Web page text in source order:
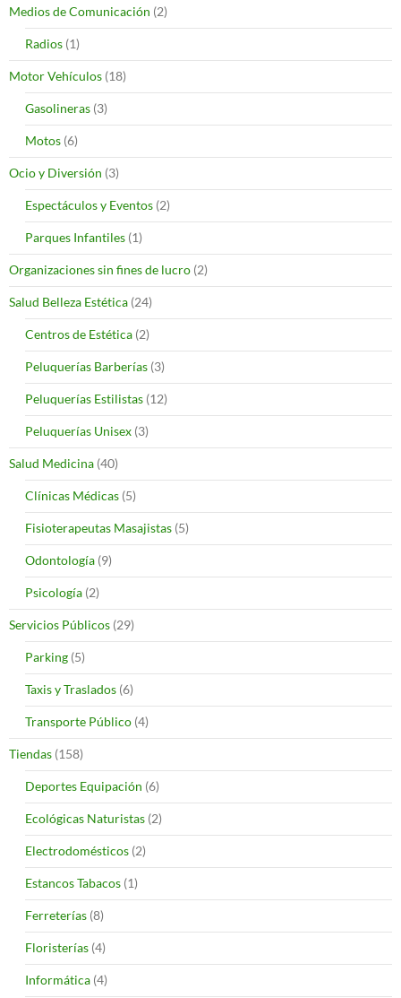
Medios de Comunicación (2)
Radios (1)
Motor Vehículos (18)
Gasolineras (3)
Motos (6)
Ocio y Diversión (3)
Espectáculos y Eventos (2)
Parques Infantiles (1)
Organizaciones sin fines de lucro (2)
Salud Belleza Estética (24)
Centros de Estética (2)
Peluquerías Barberías (3)
Peluquerías Estilistas (12)
Peluquerías Unisex (3)
Salud Medicina (40)
Clínicas Médicas (5)
Fisioterapeutas Masajistas (5)
Odontología (9)
Psicología (2)
Servicios Públicos (29)
Parking (5)
Taxis y Traslados (6)
Transporte Público (4)
Tiendas (158)
Deportes Equipación (6)
Ecológicas Naturistas (2)
Electrodomésticos (2)
Estancos Tabacos (1)
Ferreterías (8)
Floristerías (4)
Informática (4)